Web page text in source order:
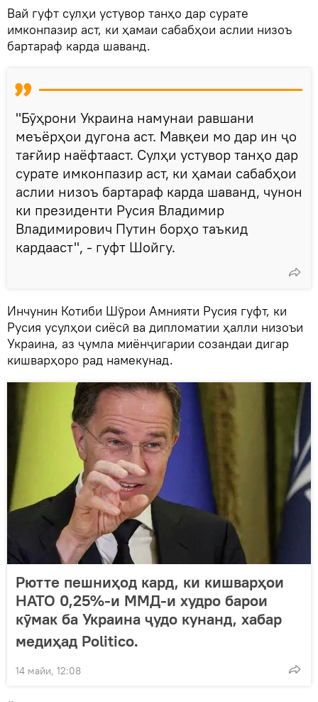
Вай гуфт сулҳи устувор танҳо дар сурате
имконпазир аст, ки ҳамаи сабабҳои аслии низоъ
бартараф карда шаванд.
"Бӯҳрони Украина намунаи равшани
меъёрҳои дугона аст. Мавқеи мо дар ин ҷо
тағйир наёфтааст. Сулҳи устувор танҳо дар
сурате имконпазир аст, ки ҳамаи сабабҳои
аслии низоъ бартараф карда шаванд, чунон
ки президенти Русия Владимир
Владимирович Путин борҳо таъкид
кардааст", - гуфт Шойгу.
Инчунин Котиби Шӯрои Амнияти Русия гуфт, ки
Русия усулҳои сиёсӣ ва дипломатии ҳалли низоъи
Украина, аз ҷумла миёнҷигарии созандаи дигар
кишварҳоро рад намекунад.
Рютте пешниҳод кард, ки кишварҳои
НАТО 0,25%-и ММД-и худро барои
кӯмак ба Украина ҷудо кунанд, хабар
медиҳад Politico.
14 майи, 12:08